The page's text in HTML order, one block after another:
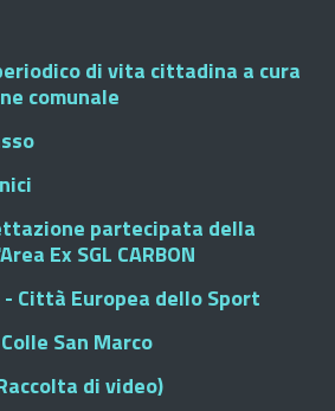
di vita cittadina a cura
comunale
partecipata della
Ex SGL CARBON
Città Europea dello Sport
San Marco
di video)